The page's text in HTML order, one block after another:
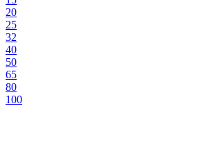
20
25
32
40
50
65
80
100